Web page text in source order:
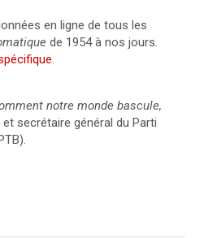
en ligne de tous les
de 1954 à nos jours.
.
notre monde bascule,
secrétaire général du Parti